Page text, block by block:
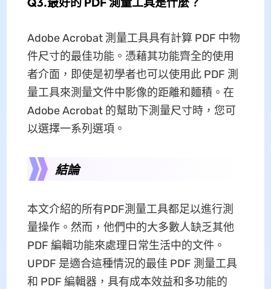
Adobe Acrobat 測量工具具有計算 PDF 中物
件尺寸的最佳功能。憑藉其功能齊全的使用
者介面，即使是初學者也可以使用此 PDF 測
量工具來測量文件中影像的距離和麵積。在
Adob​​e Acrobat 的幫助下測量尺寸時，您可
以選擇一系列選項。
結論
本文介紹的所有PDF測量工具都足以進行測
量操作。然而，他們中的大多數人缺乏其他
PDF 編輯功能來處理日常生活中的文件。
UPDF 是適合這種情況的最佳 PDF 測量工具
和 PDF 編輯器，具有成本效益和多功能的